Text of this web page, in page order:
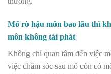
Mổ rò hậu môn bao lâu thì
môn không tái phát
Không chỉ quan tâm đến việc
việc chăm sóc sau mổ còn có